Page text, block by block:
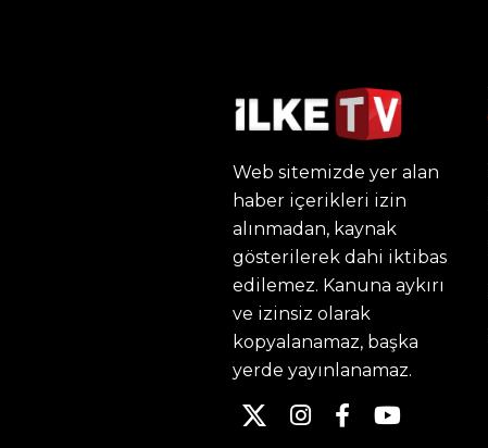
Web sitemizde yer alan
haber içerikleri izin
alınmadan, kaynak
gösterilerek dahi iktibas
edilemez. Kanuna aykırı
ve izinsiz olarak
kopyalanamaz, başka
yerde yayınlanamaz.